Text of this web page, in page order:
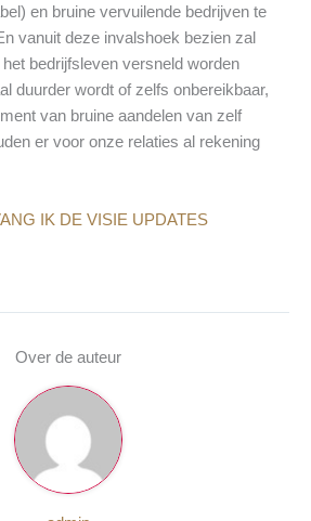
en bruine vervuilende bedrijven te
vanuit deze invalshoek bezien zal
bedrijfsleven versneld worden
duurder wordt of zelfs onbereikbaar,
van bruine aandelen van zelf
er voor onze relaties al rekening
IK DE VISIE UPDATES
Over de auteur